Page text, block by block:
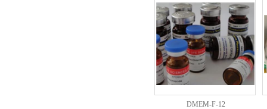
DMEM-F-12